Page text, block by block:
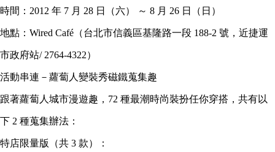
時間：2012 年 7 月 28 日（六） ～ 8 月 26 日（日）
地點：Wired Café（台北市信義區基隆路一段 188-2 號，近捷運
市政府站/ 2764-4322）
活動串連－蘿蔔人變裝秀磁鐵蒐集趣
跟著蘿蔔人城市漫遊趣，72 種最潮時尚裝扮任你穿搭，共有以
下 2 種蒐集辦法：
特店限量版（共 3 款）：